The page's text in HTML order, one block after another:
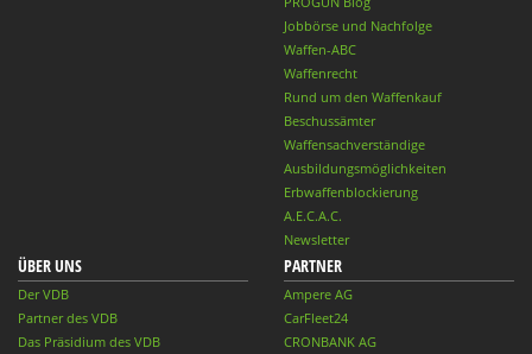
Jobbörse und Nachfolge
Waffen-ABC
Waffenrecht
Rund um den Waffenkauf
Beschussämter
Waffensachverständige
Ausbildungsmöglichkeiten
Erbwaffenblockierung
A.E.C.A.C.
Newsletter
ÜBER UNS
Der VDB
Partner des VDB
Das Präsidium des VDB
PARTNER
Ampere AG
CarFleet24
CRONBANK AG